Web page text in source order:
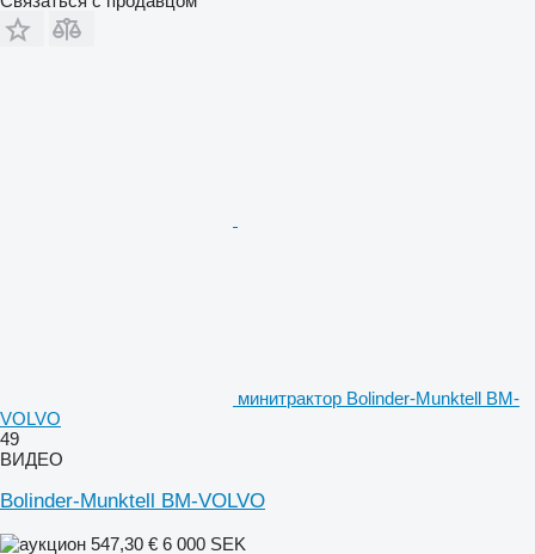
минитрактор Bolinder-Munktell BM-
VOLVO
49
ВИДЕО
Bolinder-Munktell BM-VOLVO
547,30 € 6 000 SEK